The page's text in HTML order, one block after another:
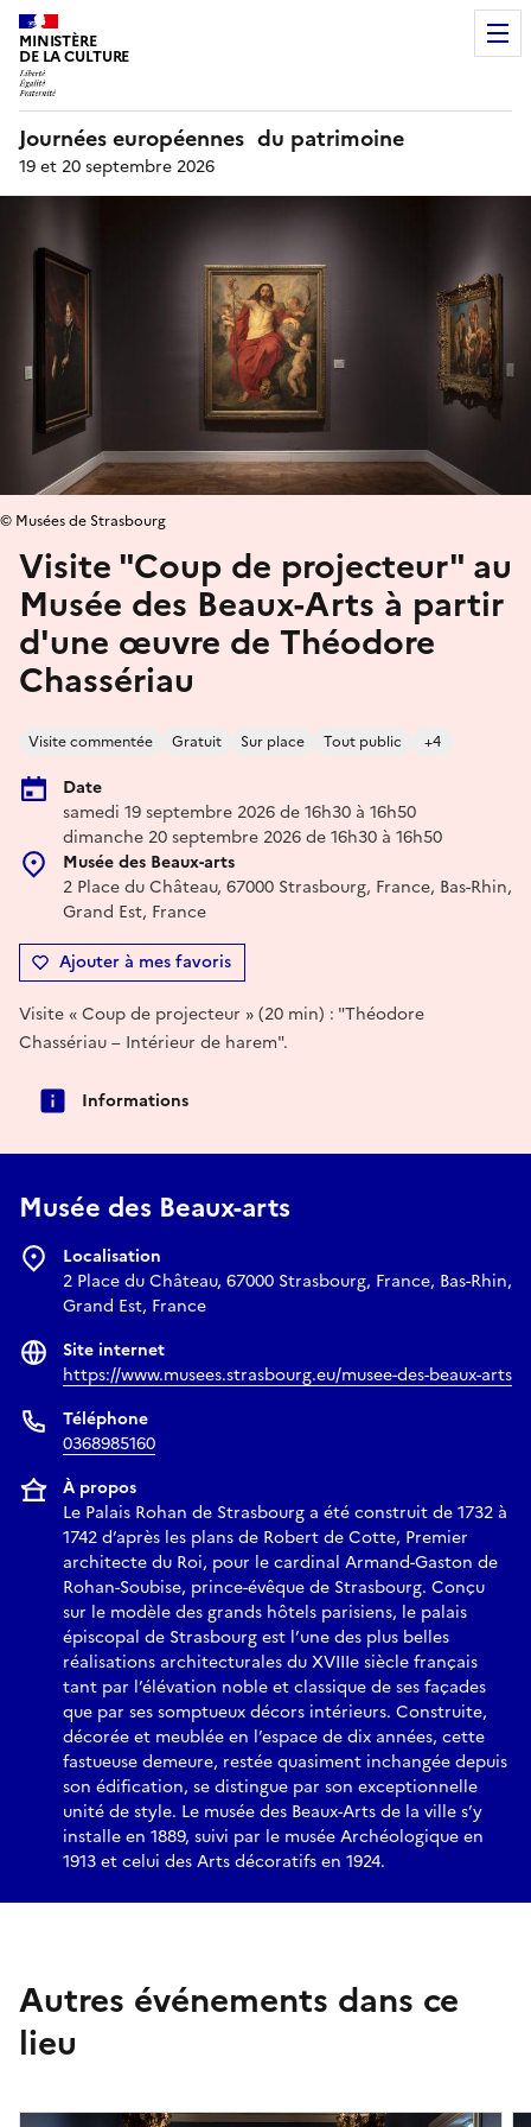
MINISTÈRE
DE LA CULTURE
Journées européennes du patrimoine
19 et 20 septembre 2026
Visite "Coup de projecteur" au
Musée des Beaux-Arts à partir
d'une œuvre de Théodore
Chassériau
Visite commentée Gratuit Sur place Tout public +4
Date
samedi 19 septembre 2026 de 16h30 à 16h50
dimanche 20 septembre 2026 de 16h30 à 16h50
Musée des Beaux-arts
2 Place du Château, 67000 Strasbourg, France, Bas-Rhin,
Grand Est, France
Ajouter à mes favoris
© Musées de Strasbourg
Visite « Coup de projecteur » (20 min) : "Théodore
Chassériau – Intérieur de harem".
Informations
Musée des Beaux-arts
Localisation
2 Place du Château, 67000 Strasbourg, France, Bas-Rhin,
Grand Est, France
Site internet
https://www.musees.strasbourg.eu/musee-des-beaux-arts
Téléphone
0368985160
À propos
Le Palais Rohan de Strasbourg a été construit de 1732 à
1742 d’après les plans de Robert de Cotte, Premier
architecte du Roi, pour le cardinal Armand-Gaston de
Rohan-Soubise, prince-évêque de Strasbourg. Conçu
sur le modèle des grands hôtels parisiens, le palais
épiscopal de Strasbourg est l’une des plus belles
réalisations architecturales du XVIIIe siècle français
tant par l’élévation noble et classique de ses façades
que par ses somptueux décors intérieurs. Construite,
décorée et meublée en l’espace de dix années, cette
fastueuse demeure, restée quasiment inchangée depuis
son édification, se distingue par son exceptionnelle
unité de style. Le musée des Beaux-Arts de la ville s’y
installe en 1889, suivi par le musée Archéologique en
1913 et celui des Arts décoratifs en 1924.
Autres événements dans ce
lieu